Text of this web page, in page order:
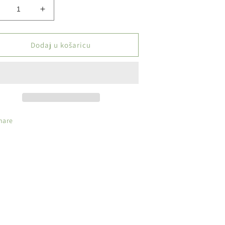
Povećaj
količinu
proizvoda
ZIPPO
upaljač
Dodaj u košaricu